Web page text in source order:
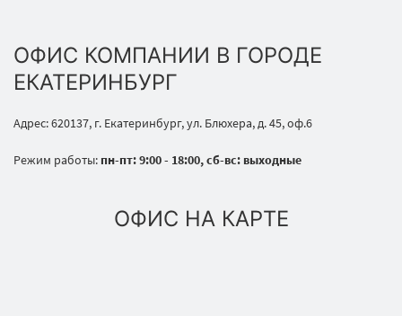
ОФИС КОМПАНИИ В ГОРОДЕ
ЕКАТЕРИНБУРГ
Адрес: 620137, г. Екатеринбург, ул. Блюхера, д. 45, оф.6
Режим работы: пн-пт: 9:00 - 18:00, сб-вс: выходные
ОФИС НА КАРТЕ